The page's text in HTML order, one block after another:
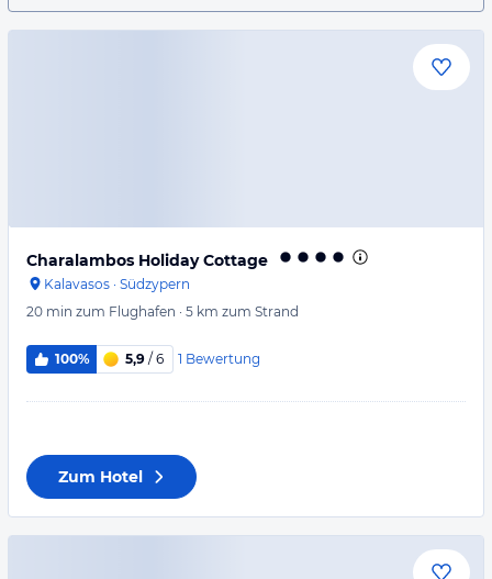
Charalambos Holiday Cottage
Kalavasos · Südzypern
20 min zum Flughafen · 5 km zum Strand
100% 5,9 / 6 1 Bewertung
Zum Hotel